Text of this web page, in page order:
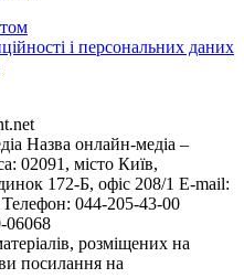
і персональних даних
Назва онлайн-медіа –
02091, місто Київ,
172-Б, офіс 208/1 E-mail:
Телефон: 044-205-43-00
06068
розміщених на
посилання на